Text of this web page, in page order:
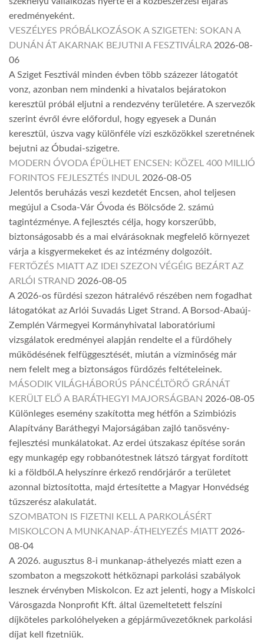
eredményeként.
VESZÉLYES PRÓBÁLKOZÁSOK A SZIGETEN: SOKAN A
DUNÁN ÁT AKARNAK BEJUTNI A FESZTIVÁLRA 2026-08-
06
A Sziget Fesztivál minden évben több százezer látogatót
vonz, azonban nem mindenki a hivatalos bejáratokon
keresztül próbál eljutni a rendezvény területére. A szervezők
szerint évről évre előfordul, hogy egyesek a Dunán
keresztül, úszva vagy különféle vízi eszközökkel szeretnének
bejutni az Óbudai-szigetre.
MODERN ÓVODA ÉPÜLHET ENCSEN: KÖZEL 400 MILLIÓ
FORINTOS FEJLESZTÉS INDUL 2026-08-05
Jelentős beruházás veszi kezdetét Encsen, ahol teljesen
megújul a Csoda-Vár Óvoda és Bölcsőde 2. számú
tagintézménye. A fejlesztés célja, hogy korszerűbb,
biztonságosabb és a mai elvárásoknak megfelelő környezet
várja a kisgyermekeket és az intézmény dolgozóit.
FERTŐZÉS MIATT AZ IDEI SZEZON VÉGÉIG BEZÁRT AZ
ARLÓI STRAND 2026-08-05
A 2026-os fürdési szezon hátralévő részében nem fogadhat
látogatókat az Arlói Suvadás Liget Strand. A Borsod-Abaúj-
Zemplén Vármegyei Kormányhivatal laboratóriumi
vizsgálatok eredményei alapján rendelte el a fürdőhely
működésének felfüggesztését, miután a vízminőség már
nem felelt meg a biztonságos fürdőzés feltételeinek.
MÁSODIK VILÁGHÁBORÚS PÁNCÉLTÖRŐ GRÁNÁT
KERÜLT ELŐ A BARÁTHEGYI MAJORSÁGBAN 2026-08-05
Különleges esemény szakította meg hétfőn a Szimbiózis
Alapítvány Baráthegyi Majorságában zajló tanösvény-
fejlesztési munkálatokat. Az erdei útszakasz építése során
egy munkagép egy robbanótestnek látszó tárgyat fordított
ki a földből.A helyszínre érkező rendőrjárőr a területet
azonnal biztosította, majd értesítette a Magyar Honvédség
tűzszerész alakulatát.
SZOMBATON IS FIZETNI KELL A PARKOLÁSÉRT
MISKOLCON A MUNKANAP-ÁTHELYEZÉS MIATT 2026-
08-04
A 2026. augusztus 8-i munkanap-áthelyezés miatt ezen a
szombaton a megszokott hétköznapi parkolási szabályok
lesznek érvényben Miskolcon. Ez azt jelenti, hogy a Miskolci
Városgazda Nonprofit Kft. által üzemeltetett felszíni
díjköteles parkolóhelyeken a gépjárművezetőknek parkolási
díjat kell fizetniük.